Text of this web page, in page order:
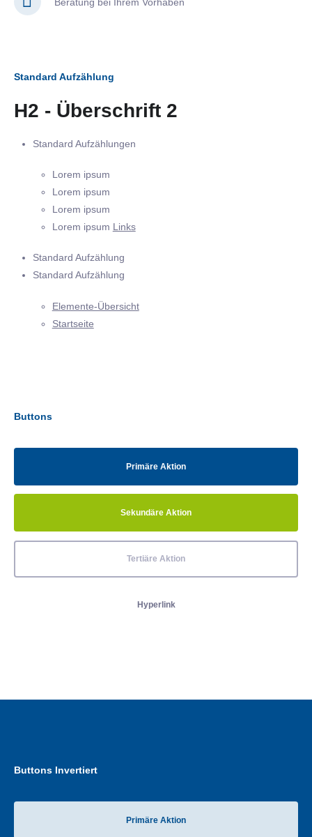
Beratung bei Ihrem Vorhaben
Standard Aufzählung
H2 - Überschrift 2
Standard Aufzählungen
Lorem ipsum
Lorem ipsum
Lorem ipsum
Lorem ipsum Links
Standard Aufzählung
Standard Aufzählung
Elemente-Übersicht
Startseite
Buttons
Primäre Aktion
Sekundäre Aktion
Tertiäre Aktion
Hyperlink
Buttons Invertiert
Primäre Aktion